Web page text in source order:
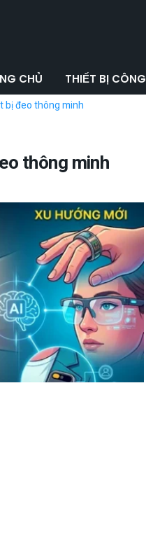
CHỦ THIẾT BỊ
bị đeo thông minh
thông minh